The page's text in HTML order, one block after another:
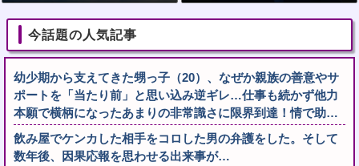
今話題の人気記事
幼少期から支えてきた甥っ子（20）、なぜか親族の善意やサ
ポートを「当たり前」と思い込み逆ギレ…仕事も続かず他力
本願で横柄になったあまりの非常識さに限界到達！情で助…
飲み屋でケンカした相手をコロした男の弁護をした。そして
数年後、因果応報を思わせる出来事が…